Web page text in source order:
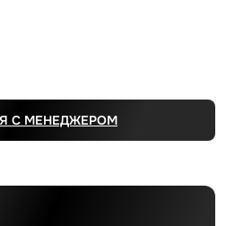
С МЕНЕДЖЕРОМ